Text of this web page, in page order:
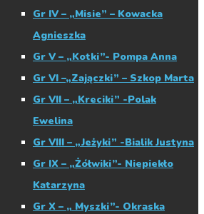
Gr IV – „Misie” – Kowacka
Agnieszka
Gr V – „Kotki”- Pompa Anna
Gr VI –„Zajączki” – Szkop Marta
Gr VII – „Kreciki” -Polak
Ewelina
Gr VIII – „Jeżyki” -Bialik Justyna
Gr IX – „Żółwiki”- Niepiekło
Katarzyna
Gr X – „ Myszki”- Okraska